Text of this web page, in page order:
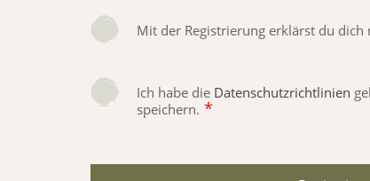
Mit der Registrierung erklärst du dich
Ich habe die Datenschutzrichtlinien
speichern. *